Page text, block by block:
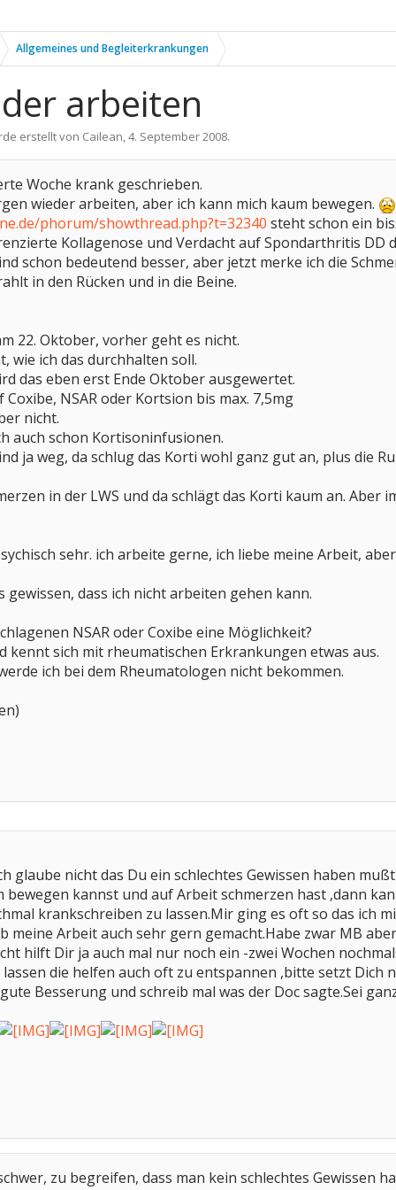
Allgemeines und Begleiterkrankungen
arbeiten
erstellt von Cailean,4. September 2008.
Woche krank geschrieben.
wieder arbeiten, aber ich kann mich kaum bewegen.
phorum/showthread.php?t=32340 steht schon ein
Kollagenose und Verdacht auf Spondarthritis DD
schon bedeutend besser, aber jetzt merke ich die
in den Rücken und in die Beine.
22. Oktober, vorher geht es nicht.
wie ich das durchhalten soll.
das eben erst Ende Oktober ausgewertet.
NSAR oder Kortsion bis max. 7,5mg
nicht.
auch schon Kortisoninfusionen.
ja weg, da schlug das Korti wohl ganz gut an, plus die
in der LWS und da schlägt das Korti kaum an. Aber
sehr. ich arbeite gerne, ich liebe meine Arbeit,
gewissen, dass ich nicht arbeiten gehen kann.
NSAR oder Coxibe eine Möglichkeit?
kennt sich mit rheumatischen Erkrankungen etwas aus.
ich bei dem Rheumatologen nicht bekommen.
glaube nicht das Du ein schlechtes Gewissen haben
bewegen kannst und auf Arbeit schmerzen hast ,dann
krankschreiben zu lassen.Mir ging es oft so das ich
meine Arbeit auch sehr gern gemacht.Habe zwar MB
hilft Dir ja auch mal nur noch ein -zwei Wochen
die helfen auch oft zu entspannen ,bitte setzt Dich
Besserung und schreib mal was der Doc sagte.Sei
zu begreifen, dass man kein schlechtes Gewissen